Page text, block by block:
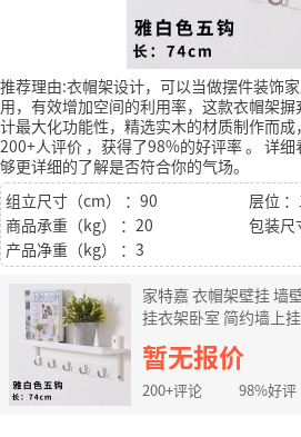
推荐理由:衣帽架设计，可以当做摆件装饰
用，有效增加空间的利用率，这款衣帽架
计最大化功能性，精选实木的材质制作而成
200+人评价 ，获得了98%的好评率。 详细
够更详细的了解是否符合你的气场。
组立尺寸（cm） ：90
层位
商品承重（kg） ：20
包装尺
产品净重（kg） ：3
家特嘉 衣帽架壁挂 墙
挂衣架卧室 简约墙上
钩
暂无报价
200+评论 98%好评